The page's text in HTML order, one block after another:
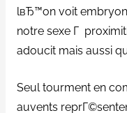
lвЂ™on voit
notre sexe Г
adoucit mais aussi
Seul tourment en
auvents